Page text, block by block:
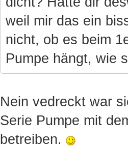
weil mir das ein
nicht, ob es beim
Pumpe hängt, wie
Nein vedreckt war
Serie Pumpe mit
betreiben.